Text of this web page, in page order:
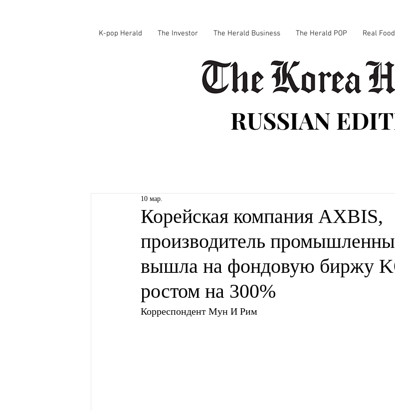
K-pop Herald The Investor The Herald Business The Herald POP Real
RUSSIAN
Корейская компания AXBIS,
производитель
вышла на фондовую биржу
ростом на 300%
10 мар.
Корреспондент Мун И Рим